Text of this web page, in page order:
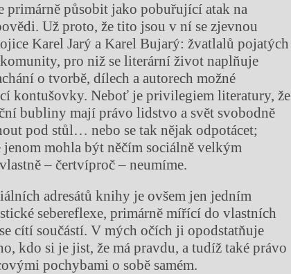
primárně působit jako pobuřující atak na
Už proto, že tito jsou v ní se zjevnou
Karel Jarý a Karel Bujarý: žvatlalů pojatých
pro niž se literární život naplňuje
o tvorbě, dílech a autorech možné
kontušovky. Neboť je privilegiem literatury, že
bubliny mají právo lidstvo a svět svobodně
pod stůl… nebo se tak nějak odpotácet;
jenom mohla být něčím sociálně velkým
– čertvíproč – neumíme.
adresátů knihy je ovšem jen jedním
sebereflexe, primárně mířící do vlastních
cítí součástí. V mých očích ji opodstatňuje
kdo si je jist, že má pravdu, a tudíž také právo
pochybami o sobě samém.